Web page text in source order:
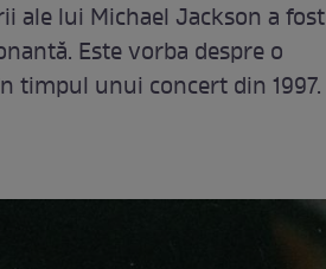
ale lui Michael Jackson a fost
Este vorba despre o
timpul unui concert din 1997.